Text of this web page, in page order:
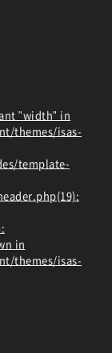
"width" in
themes/isas-
template-
in
themes/isas-